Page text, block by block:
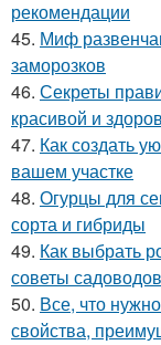
рекомендации
45. Миф
заморозков
46. Секреты
красивой и
47. Как создать
вашем участке
48. Огурцы для
сорта и гибриды
49. Как выбрать
советы садоводов
50. Все, что
свойства,